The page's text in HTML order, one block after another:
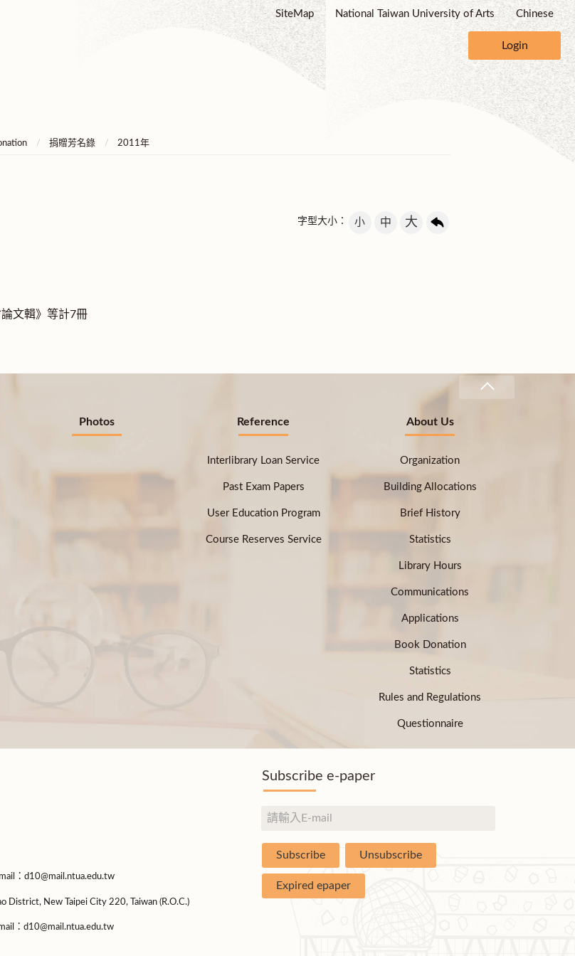
SiteMap National Taiwan University of Arts Chinese
Login
捐贈芳名錄 2011年
字型大小： 小 中 大
文輯》等計7冊
Photos Reference
Interlibrary Loan Service
Past Exam Papers
User Education Program
Course Reserves Service
About Us
Organization
Building Allocations
Brief History
Statistics
Library Hours
Communications
Applications
Book Donation
Statistics
Rules and Regulations
Questionnaire
：d10@mail.ntua.edu.tw
District, New Taipei City 220, Taiwan (R.O.C.)
：d10@mail.ntua.edu.tw
Subscribe e-paper